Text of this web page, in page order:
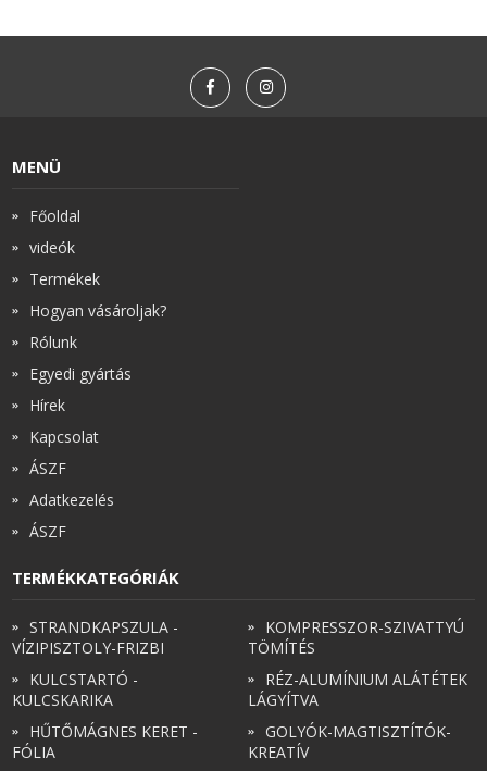
MENÜ
Főoldal
videók
Termékek
Hogyan vásároljak?
Rólunk
Egyedi gyártás
Hírek
Kapcsolat
ÁSZF
Adatkezelés
ÁSZF
TERMÉKKATEGÓRIÁK
STRANDKAPSZULA -
VÍZIPISZTOLY-FRIZBI
KULCSTARTÓ -
KULCSKARIKA
HŰTŐMÁGNES KERET -
FÓLIA
KOMPRESSZOR-SZIVATTYÚ
TÖMÍTÉS
RÉZ-ALUMÍNIUM ALÁTÉTEK
LÁGYÍTVA
GOLYÓK-MAGTISZTÍTÓK-
KREATÍV